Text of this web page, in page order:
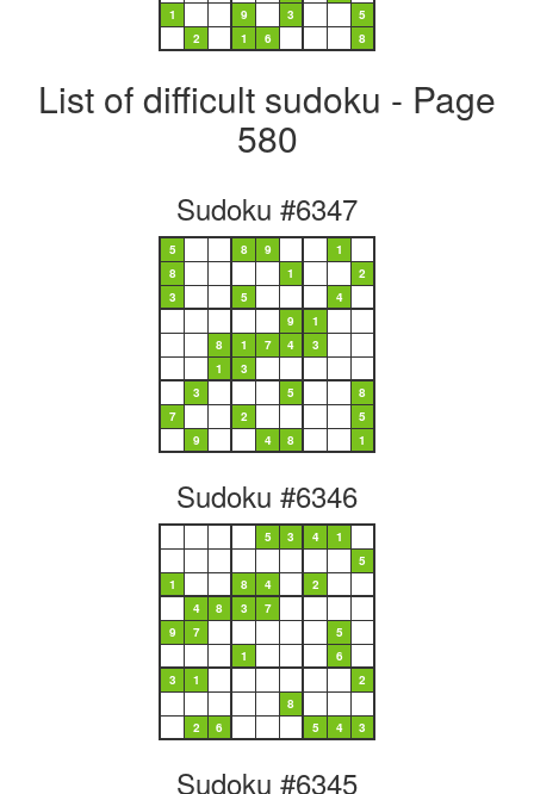
1
9 3
5
2
1 6 8
List of difficult sudoku - Page
580
Sudoku #6347
5 8 9
1
8
1
2
3
5
4
9
1
8
1 7 4
3
1
3
3
5
8
7
2
5
9
4 8 1
Sudoku #6346
5 3 4
1
5
1
8 4
2
4
8 3
7
9
7
5
1
6
3
1
2
8
2
6 5 4 3
Sudoku #6345